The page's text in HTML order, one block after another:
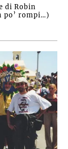
di Robin
po’ rompi…)